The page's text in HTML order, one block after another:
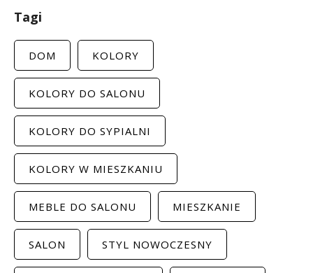
Tagi
DOM KOLORY
KOLORY DO SALONU
KOLORY DO SYPIALNI
KOLORY W MIESZKANIU
MEBLE DO SALONU MIESZKANIE
SALON STYL NOWOCZESNY